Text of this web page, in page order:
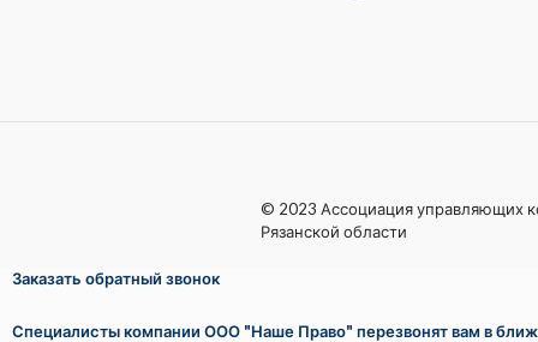
© 2023 Ассоциация управляющих
Рязанской области
Заказать обратный звонок
Специалисты компании ООО "Наше Право" перезвонят вам в